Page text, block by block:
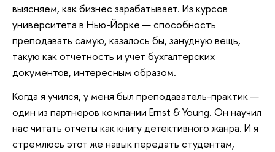
выясняем, как бизнес зарабатывает. Из курсов
университета в Нью-Йорке — способность
преподавать самую, казалось бы, занудную вещь,
такую как отчетность и учет бухгалтерских
документов, интересным образом.
Когда я учился, у меня был преподаватель-практик —
один из партнеров компании Ernst & Young. Он научил
нас читать отчеты как книгу детективного жанра. И я
стремлюсь этот же навык передать студентам,